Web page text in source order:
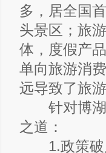
多，居全国
头景区；旅
体，度假产
单向旅游消
远导致了旅
针对博湖
之道：
1.政策破